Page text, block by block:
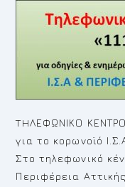
THΛΕΦΩΝΙΚΟ
για το κορωνοϊό
Στο τηλεφωνικό
Περιφέρεια